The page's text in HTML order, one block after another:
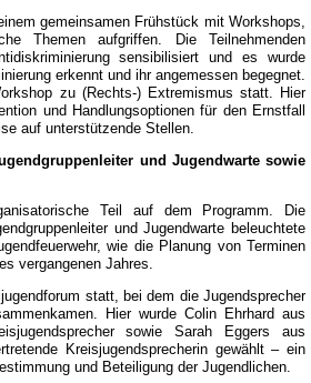
gemeinsamen Frühstück mit Workshops,
Themen aufgriffen. Die Teilnehmenden
sensibilisiert und es wurde
erkennt und ihr angemessen begegnet.
zu (Rechts-) Extremismus statt. Hier
und Handlungsoptionen für den Ernstfall
auf unterstützende Stellen.
und Jugendwarte sowie
Teil auf dem Programm. Die
und Jugendwarte beleuchtete
wie die Planung von Terminen
vergangenen Jahres.
statt, bei dem die Jugendsprecher
Hier wurde Colin Ehrhard aus
sowie Sarah Eggers aus
Kreisjugendsprecherin gewählt – ein
und Beteiligung der Jugendlichen.